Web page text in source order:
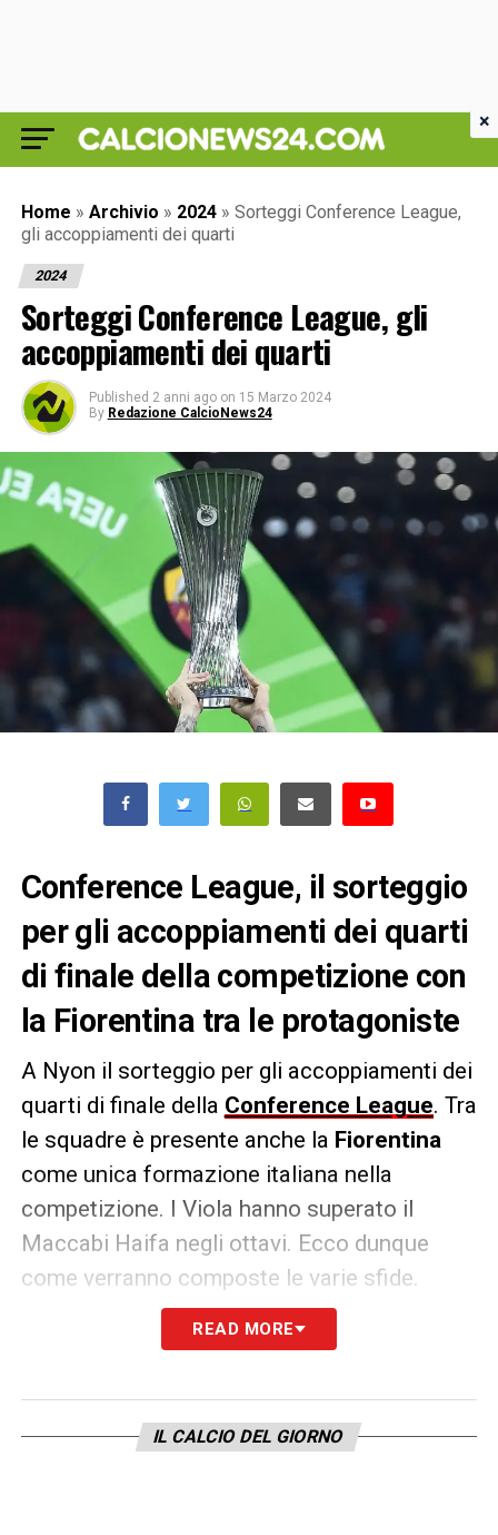
Home » Archivio » 2024 » Sorteggi Conference League,
gli accoppiamenti dei quarti
2024
Sorteggi Conference League, gli
accoppiamenti dei quarti
Published 2 anni ago on 15 Marzo 2024
By Redazione CalcioNews24
Conference League, il sorteggio
per gli accoppiamenti dei quarti
di finale della competizione con
la Fiorentina tra le protagoniste
A Nyon il sorteggio per gli accoppiamenti dei
quarti di finale della Conference League. Tra
le squadre è presente anche la Fiorentina
come unica formazione italiana nella
competizione. I Viola hanno superato il
Maccabi Haifa negli ottavi. Ecco dunque
come verranno composte le varie sfide.
Le squadre qualificate
Bruges (BEL)
READ MORE
IL CALCIO DEL GIORNO
×